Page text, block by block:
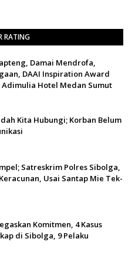
RATING
Damai Mendrofa,
DAAI Inspiration Award
Adimulia Hotel Medan Sumut
Kita Hubungi; Korban Belum
Satreskrim Polres Sibolga,
Usai Santap Mie Tek-
Komitmen, 4 Kasus
di Sibolga, 9 Pelaku